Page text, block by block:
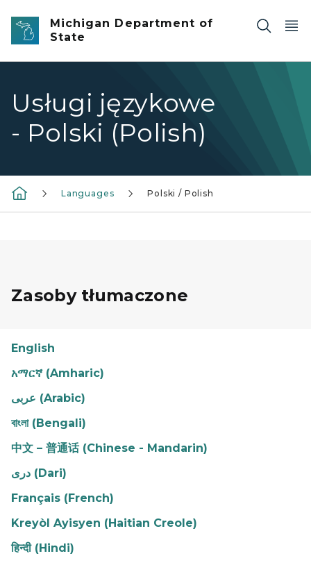
Skip to main content
Michigan Department of
State
Usługi językowe
- Polski (Polish)
Languages Polski / Polish
Zasoby tłumaczone
English
አማርኛ (Amharic)
عربى (Arabic)
বাংলা (Bengali)
中文 – 普通话 (Chinese - Mandarin)
دری (Dari)
Français (French)
Kreyòl Ayisyen (Haitian Creole)
हिन्दी (Hindi)